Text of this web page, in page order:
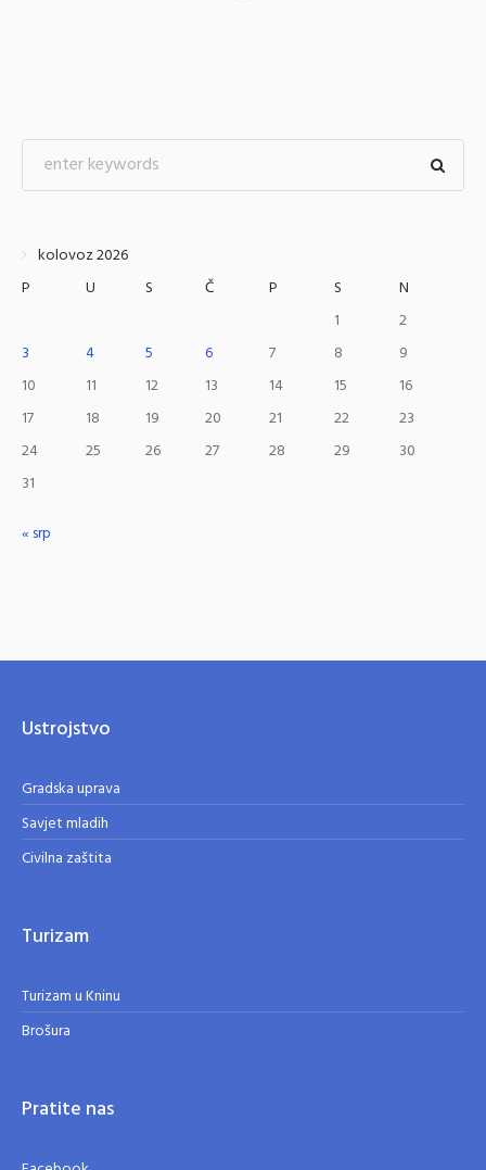
kolovoz 2026
P
U S Č P S
N
1
2
3
4 5 6 7 8
9
10
11 12 13 14 15
16
17
18 19 20 21 22
23
24
25 26 27 28 29
30
31
« srp
Ustrojstvo
Gradska uprava
Savjet mladih
Civilna zaštita
Turizam
Turizam u Kninu
Brošura
Pratite nas